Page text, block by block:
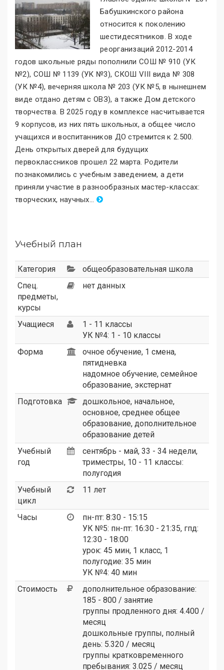
Бабушкинского района
относится к поколению
шестидесятников. В ходе
реорганизаций 2012-2014
годов школьные ряды пополнили СОШ № 910 (УК
№2), СОШ № 1139 (УК №3), СКОШ VIII вида № 308
(УК №4), вечерняя школа № 203 (УК №5, в нынешнем
виде отдано детям с ОВЗ), а также Дом детского
творчества. В 2025 году в комплексе насчитывается
9 корпусов, из них пять школьных, а общее число
учащихся и воспитанников ДО стремится к 2.500.
День открытых дверей для будущих
первоклассников прошел 22 марта. Родители
познакомились с учебным заведением, а дети
приняли участие в разнообразных мастер-классах:
творческих, научных...
Учебный план
Категория
общеобразовательная школа
Спец.
предметы,
курсы
нет данных
Учащиеся
1 - 11 классы
УК №4: 1 - 10 классы
Форма
очное обучение, 1 смена,
пятидневка
надомное обучение, семейное
образование, экстернат
Подготовка
дошкольное, начальное,
основное, среднее общее
образование, дополнительное
образование детей
Учебный
год
сентябрь - май, 33 - 34 недели,
триместры, 10 - 11 классы:
полугодия
Учебный
цикл
11 лет
Часы
пн-пт: 8:30 - 15:15
УК №5: пн-пт: 16:30 - 21:35, гпд:
12:30 - 18:00
урок: 45 мин, 1 класс, 1
полугодие: 35 мин
УК №4: 40 мин
Стоимость
дополнительное образование:
185 - 800 / занятие
группы продленного дня: 4.400 /
месяц
дошкольные группы, полный
день: 5.320 / месяц
группы кратковременного
пребывания: 3.025 / месяц